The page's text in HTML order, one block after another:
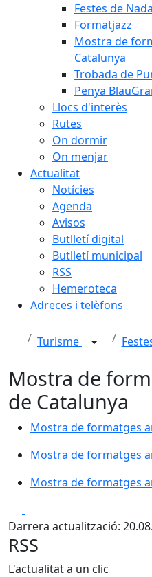
Festes de
Formatjazz
Mostra de
Catalunya
Trobada de
Penya
Llocs d'interès
Rutes
On dormir
On menjar
Actualitat
Notícies
Agenda
Avisos
Butlletí digital
Butlletí municipal
RSS
Hemeroteca
Adreces i telèfons
Turisme
Mostra de
de Catalunya
Mostra de formatges
Mostra de formatges
Mostra de formatges
Mostra de formatges
Mostra de formatges
Darrera actualització:
RSS
L'actualitat a un clic